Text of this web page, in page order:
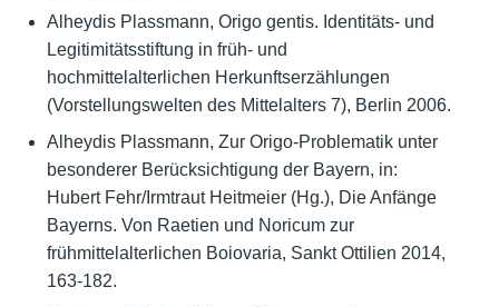
Alheydis Plassmann, Origo gentis. Identitäts- und
Legitimitätsstiftung in früh- und
hochmittelalterlichen Herkunftserzählungen
(Vorstellungswelten des Mittelalters 7), Berlin 2006.
Alheydis Plassmann, Zur Origo-Problematik unter
besonderer Berücksichtigung der Bayern, in:
Hubert Fehr/Irmtraut Heitmeier (Hg.), Die Anfänge
Bayerns. Von Raetien und Noricum zur
frühmittelalterlichen Boiovaria, Sankt Ottilien 2014,
163-182.